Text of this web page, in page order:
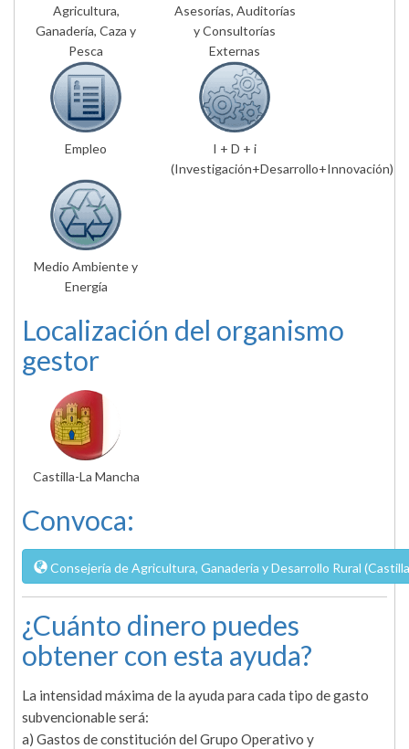
Agricultura,
Ganadería, Caza y
Pesca
Asesorías, Auditorías
y Consultorías
Externas
Empleo
I + D + i
(Investigación+Desarrollo+Innovación)
Medio Ambiente y
Energía
Localización del organismo
gestor
Castilla-La Mancha
Convoca:
Consejería de Agricultura, Ganaderia y Desarrollo Rural
¿Cuánto dinero puedes
obtener con esta ayuda?
La intensidad máxima de la ayuda para cada tipo de gasto
subvencionable será:
a) Gastos de constitución del Grupo Operativo y